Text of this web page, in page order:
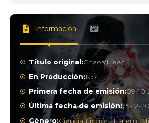
Información
Título original:Chaos;Head
En Producción:No
Primera fecha de emisión:09-
Última fecha de emisión:25-12-
Género:Ciencia Ficción,Harem,